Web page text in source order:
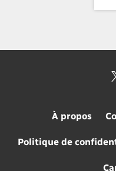
À propos
Politique de